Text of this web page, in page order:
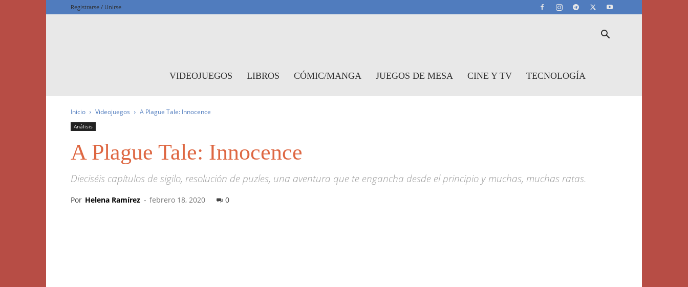
Registrarse / Unirse
VIDEOJUEGOS LIBROS CÓMIC/MANGA JUEGOS DE MESA CINE Y TV TECNOLOGÍA
Inicio Videojuegos A Plague Tale: Innocence
Análisis
A Plague Tale: Innocence
Dieciséis capítulos de sigilo, resolución de puzles, una aventura que te engancha desde el principio y muchas, muchas ratas.
Por Helena Ramírez - febrero 18, 2020 0